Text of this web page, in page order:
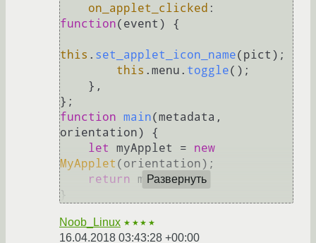
on_applet_clicked
function( event ) {
this . set_applet_icon_name(pict);
this . menu . toggle();
function main(metadata,
orientation) {
let
myApplet = new
MyApplet (orientation);
return myApplet;
Развернуть
Noob_Linux ★★★★
16.04.2018 03:43:28 +00:00